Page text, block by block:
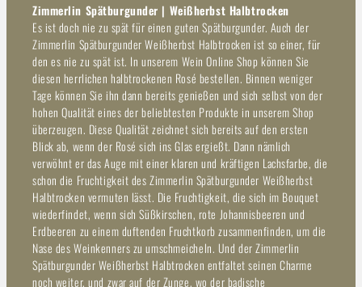
Zimmerlin Spätburgunder | Weißherbst Halbtrocken
Es ist doch nie zu spät für einen guten Spätburgunder. Auch der
Zimmerlin Spätburgunder Weißherbst Halbtrocken ist so einer, für
den es nie zu spät ist. In unserem Wein Online Shop können Sie
diesen herrlichen halbtrockenen Rosé bestellen. Binnen weniger
Tage können Sie ihn dann bereits genießen und sich selbst von der
hohen Qualität eines der beliebtesten Produkte in unserem Shop
überzeugen. Diese Qualität zeichnet sich bereits auf den ersten
Blick ab, wenn der Rosé sich ins Glas ergießt. Dann nämlich
verwöhnt er das Auge mit einer klaren und kräftigen Lachsfarbe, die
schon die Fruchtigkeit des Zimmerlin Spätburgunder Weißherbst
Halbtrocken vermuten lässt. Die Fruchtigkeit, die sich im Bouquet
wiederfindet, wenn sich Süßkirschen, rote Johannisbeeren und
Erdbeeren zu einem duftenden Fruchtkorb zusammenfinden, um die
Nase des Weinkenners zu umschmeicheln. Und der Zimmerlin
Spätburgunder Weißherbst Halbtrocken entfaltet seinen Charme
noch weiter, und zwar auf der Zunge, wo der badische